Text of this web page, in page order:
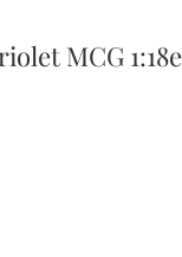
MCG 1:18e